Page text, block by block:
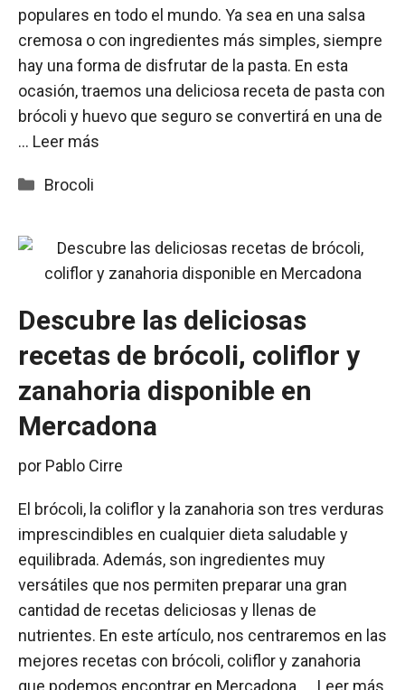
populares en todo el mundo. Ya sea en una salsa
cremosa o con ingredientes más simples, siempre
hay una forma de disfrutar de la pasta. En esta
ocasión, traemos una deliciosa receta de pasta con
brócoli y huevo que seguro se convertirá en una de
… Leer más
Categorías
Brocoli
Descubre las deliciosas
recetas de brócoli, coliflor y
zanahoria disponible en
Mercadona
por Pablo Cirre
El brócoli, la coliflor y la zanahoria son tres verduras
imprescindibles en cualquier dieta saludable y
equilibrada. Además, son ingredientes muy
versátiles que nos permiten preparar una gran
cantidad de recetas deliciosas y llenas de
nutrientes. En este artículo, nos centraremos en las
mejores recetas con brócoli, coliflor y zanahoria
que podemos encontrar en Mercadona, … Leer más